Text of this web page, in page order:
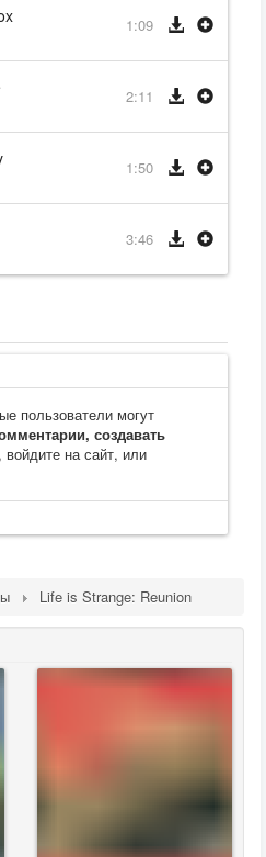
1:09
2:11
1:50
3:46
пользователи могут
создавать
на сайт, или
Life is Strange: Reunion